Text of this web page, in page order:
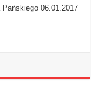
06.01.2017